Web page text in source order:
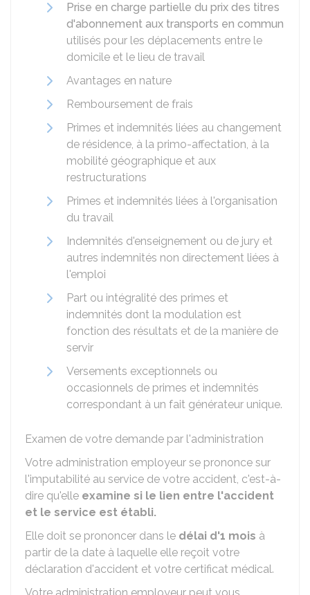
Prise en charge partielle du prix des titres
d'abonnement aux transports en commun
utilisés pour les déplacements entre le
domicile et le lieu de travail
Avantages en nature
Remboursement de frais
Primes et indemnités liées au changement
de résidence, à la primo-affectation, à la
mobilité géographique et aux
restructurations
Primes et indemnités liées à l'organisation
du travail
Indemnités d'enseignement ou de jury et
autres indemnités non directement liées à
l'emploi
Part ou intégralité des primes et
indemnités dont la modulation est
fonction des résultats et de la manière de
servir
Versements exceptionnels ou
occasionnels de primes et indemnités
correspondant à un fait générateur unique.
Examen de votre demande par l'administration
Votre administration employeur se prononce sur
l'imputabilité au service de votre accident, c'est-à-
dire qu'elle examine si le lien entre l'accident
et le service est établi.
Elle doit se prononcer dans le délai d'1 mois à
partir de la date à laquelle elle reçoit votre
déclaration d'accident et votre certificat médical.